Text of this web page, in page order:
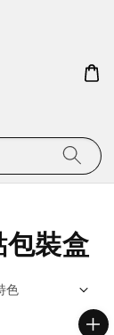
包裝盒